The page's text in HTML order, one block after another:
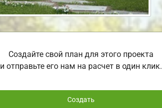
Создайте свой план для этого проекта
и отправьте его нам на расчет в один клик.
Создать